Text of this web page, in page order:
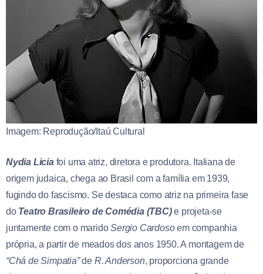
Imagem: Reprodução/Itaú Cultural
Nydia Liciafoi uma atriz, diretora e produtora. Italiana de
origem judaica, chega ao Brasil com a família em 1939,
fugindo do fascismo. Se destaca como atriz na primeira fase
do Teatro Brasileiro de Comédia (TBC)e projeta-se
juntamente com o maridoSergio Cardosoem companhia
própria, a partir de meados dos anos 1950. A montagem de
“Chá de Simpatia”de R. Anderson, proporciona grande